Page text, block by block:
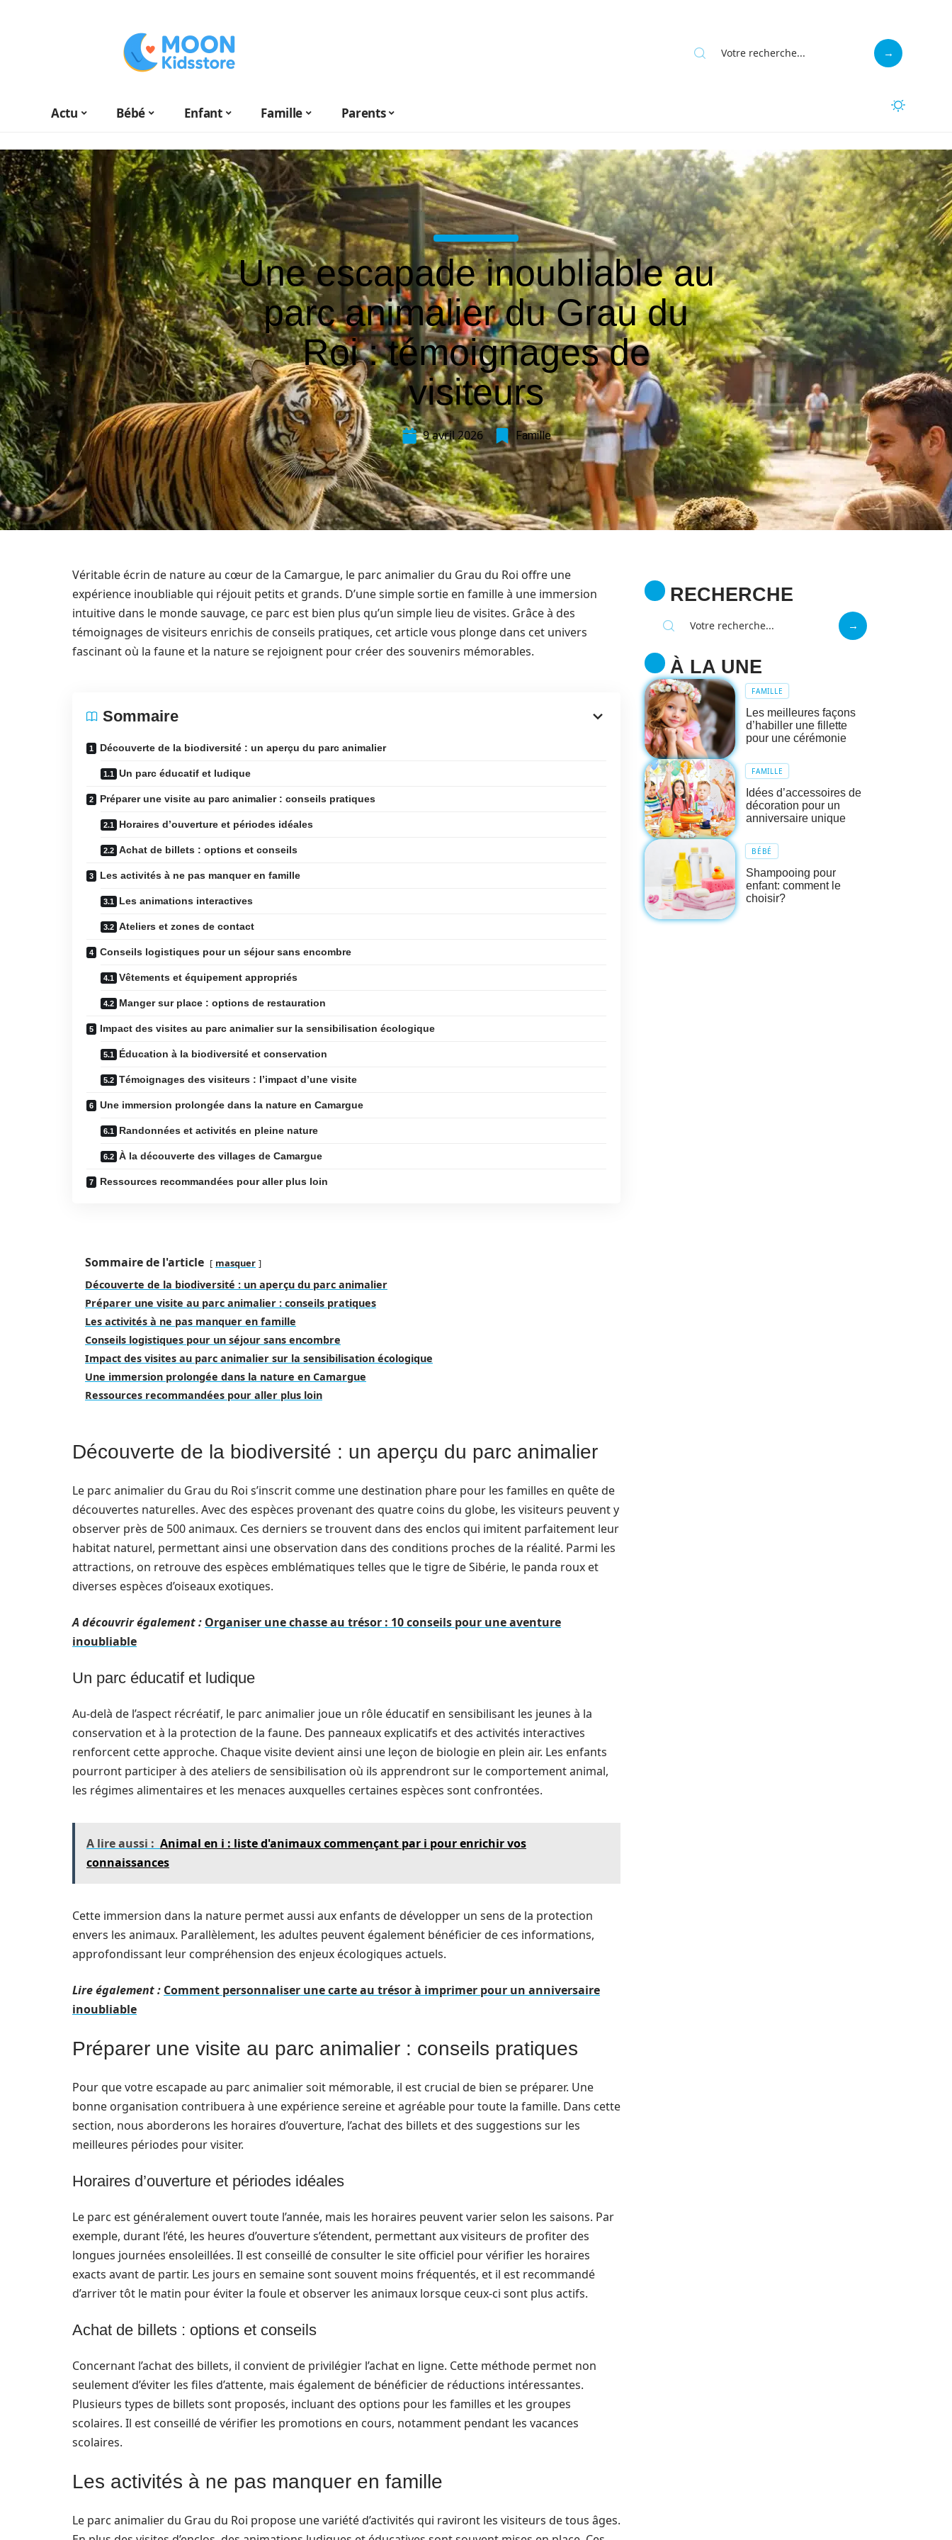
Actu Bébé Enfant Famille Parents
Une escapade inoubliable au
parc animalier du Grau du
Roi : témoignages de
visiteurs
9 avril 2026 Famille
Véritable écrin de nature au cœur de la Camargue, le parc animalier du Grau du Roi offre une
expérience inoubliable qui réjouit petits et grands. D’une simple sortie en famille à une immersion
intuitive dans le monde sauvage, ce parc est bien plus qu’un simple lieu de visites. Grâce à des
témoignages de visiteurs enrichis de conseils pratiques, cet article vous plonge dans cet univers
fascinant où la faune et la nature se rejoignent pour créer des souvenirs mémorables.
Sommaire
Découverte de la biodiversité : un aperçu du parc animalier
Un parc éducatif et ludique
Préparer une visite au parc animalier : conseils pratiques
Horaires d’ouverture et périodes idéales
Achat de billets : options et conseils
Les activités à ne pas manquer en famille
Les animations interactives
Ateliers et zones de contact
Conseils logistiques pour un séjour sans encombre
Vêtements et équipement appropriés
Manger sur place : options de restauration
Impact des visites au parc animalier sur la sensibilisation écologique
Éducation à la biodiversité et conservation
Témoignages des visiteurs : l’impact d’une visite
Une immersion prolongée dans la nature en Camargue
Randonnées et activités en pleine nature
À la découverte des villages de Camargue
Ressources recommandées pour aller plus loin
Sommaire de l'article masquer
Découverte de la biodiversité : un aperçu du parc animalier
Préparer une visite au parc animalier : conseils pratiques
Les activités à ne pas manquer en famille
Conseils logistiques pour un séjour sans encombre
Impact des visites au parc animalier sur la sensibilisation écologique
Une immersion prolongée dans la nature en Camargue
Ressources recommandées pour aller plus loin
Découverte de la biodiversité : un aperçu du parc animalier
Le parc animalier du Grau du Roi s’inscrit comme une destination phare pour les familles en quête de
découvertes naturelles. Avec des espèces provenant des quatre coins du globe, les visiteurs peuvent y
observer près de 500 animaux. Ces derniers se trouvent dans des enclos qui imitent parfaitement leur
habitat naturel, permettant ainsi une observation dans des conditions proches de la réalité. Parmi les
attractions, on retrouve des espèces emblématiques telles que le tigre de Sibérie, le panda roux et
diverses espèces d’oiseaux exotiques.
A découvrir également : Organiser une chasse au trésor : 10 conseils pour une aventure
inoubliable
Un parc éducatif et ludique
Au-delà de l’aspect récréatif, le parc animalier joue un rôle éducatif en sensibilisant les jeunes à la
conservation et à la protection de la faune. Des panneaux explicatifs et des activités interactives
renforcent cette approche. Chaque visite devient ainsi une leçon de biologie en plein air. Les enfants
pourront participer à des ateliers de sensibilisation où ils apprendront sur le comportement animal,
les régimes alimentaires et les menaces auxquelles certaines espèces sont confrontées.
A lire aussi : Animal en i : liste d'animaux commençant par i pour enrichir vos
connaissances
Cette immersion dans la nature permet aussi aux enfants de développer un sens de la protection
envers les animaux. Parallèlement, les adultes peuvent également bénéficier de ces informations,
approfondissant leur compréhension des enjeux écologiques actuels.
Lire également : Comment personnaliser une carte au trésor à imprimer pour un anniversaire
inoubliable
Préparer une visite au parc animalier : conseils pratiques
Pour que votre escapade au parc animalier soit mémorable, il est crucial de bien se préparer. Une
bonne organisation contribuera à une expérience sereine et agréable pour toute la famille. Dans cette
section, nous aborderons les horaires d’ouverture, l’achat des billets et des suggestions sur les
meilleures périodes pour visiter.
Horaires d’ouverture et périodes idéales
Le parc est généralement ouvert toute l’année, mais les horaires peuvent varier selon les saisons. Par
exemple, durant l’été, les heures d’ouverture s’étendent, permettant aux visiteurs de profiter des
longues journées ensoleillées. Il est conseillé de consulter le site officiel pour vérifier les horaires
exacts avant de partir. Les jours en semaine sont souvent moins fréquentés, et il est recommandé
d’arriver tôt le matin pour éviter la foule et observer les animaux lorsque ceux-ci sont plus actifs.
Achat de billets : options et conseils
Concernant l’achat des billets, il convient de privilégier l’achat en ligne. Cette méthode permet non
seulement d’éviter les files d’attente, mais également de bénéficier de réductions intéressantes.
Plusieurs types de billets sont proposés, incluant des options pour les familles et les groupes
scolaires. Il est conseillé de vérifier les promotions en cours, notamment pendant les vacances
scolaires.
Les activités à ne pas manquer en famille
Le parc animalier du Grau du Roi propose une variété d’activités qui raviront les visiteurs de tous âges.
RECHERCHE
À LA UNE
FAMILLE
Les meilleures façons
d’habiller une fillette
pour une cérémonie
FAMILLE
Idées d’accessoires de
décoration pour un
anniversaire unique
BÉBÉ
Shampooing pour
enfant: comment le
choisir?